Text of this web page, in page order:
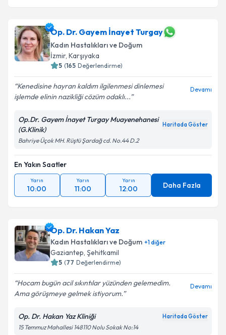
Op. Dr. Gayem İnayet Turgay
Kadın Hastalıkları ve Doğum
İzmir, Karşıyaka
5 (165 Değerlendirme)
Kenedisine hayran kaldım ilgilenmesi dinlemesi
işlemde elinin nazikliği cözüm odaklı...
Devamı
Op.Dr. Gayem İnayet Turgay Muayenehanesi
(G.Klinik)
Haritada Göster
Bahriye Üçok MH. Rüştü Şardağ cd. No.44 D.2
En Yakın Saatler
Yarın
10:00
Yarın
11:00
Yarın
12:00 Daha Fazla
Op. Dr. Hakan Yaz
Kadın Hastalıkları ve Doğum +1diğer
Gaziantep, Şehitkamil
5 (77 Değerlendirme)
Hocam bugün acil sıkıntılar yüzünden gelemedim.
Ama görüşmeye gelmek istiyorum.
Devamı
Op. Dr. Hakan Yaz Kliniği Haritada Göster
15 Temmuz Mahallesi 148110 Nolu Sokak No:14